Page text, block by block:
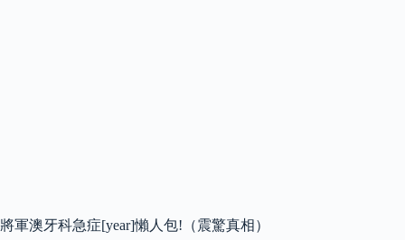
將軍澳牙科急症[year]懶人包!（震驚真相）